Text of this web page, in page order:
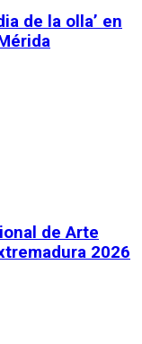
de la olla’ en
de Arte
2026